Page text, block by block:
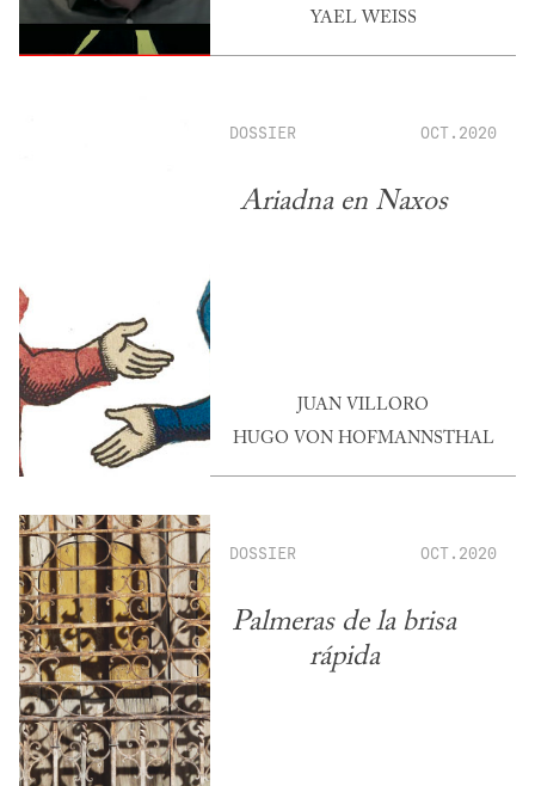
YAEL WEISS
DOSSIER OCT.2020
Ariadna en Naxos
JUAN VILLORO
HUGO VON HOFMANNSTHAL
DOSSIER OCT.2020
Palmeras de la brisa
rápida